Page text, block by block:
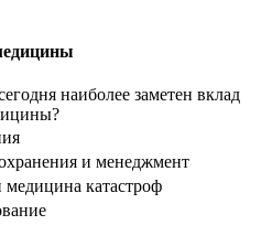
наиболее заметен вклад
и менеджмент
катастроф